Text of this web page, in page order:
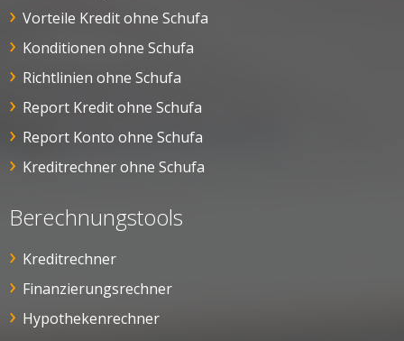
Vorteile Kredit ohne Schufa
Konditionen ohne Schufa
Richtlinien ohne Schufa
Report Kredit ohne Schufa
Report Konto ohne Schufa
Kreditrechner ohne Schufa
Berechnungstools
Kreditrechner
Finanzierungsrechner
Hypothekenrechner